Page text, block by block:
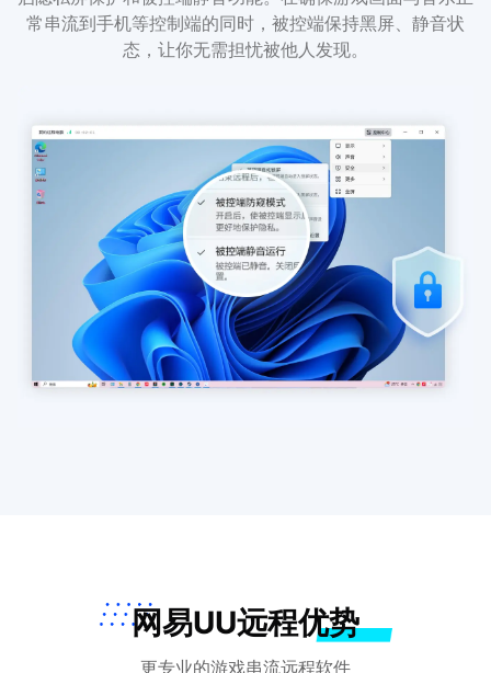
常串流到手机等控制端的同时，被控端保持黑屏、静音状
态，让你无需担忧被他人发现。
网易UU远程优势
更专业的游戏串流远程软件